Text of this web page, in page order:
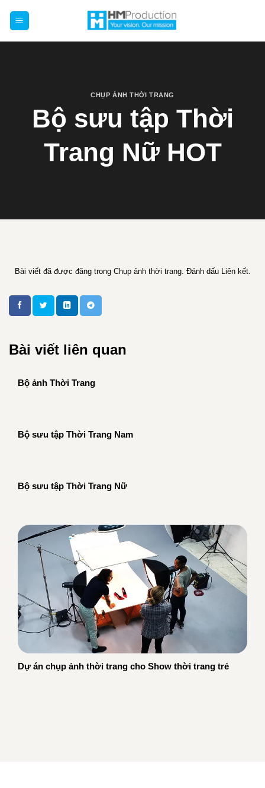
CHỤP ẢNH THỜI TRANG
Bộ sưu tập Thời
Trang Nữ HOT
Bài viết đã được đăng trong Chụp ảnh thời trang. Đánh dấu Liên kết.
Bài viết liên quan
Bộ ảnh Thời Trang
Bộ sưu tập Thời Trang Nam
Bộ sưu tập Thời Trang Nữ
Dự án chụp ảnh thời trang cho Show thời trang trẻ